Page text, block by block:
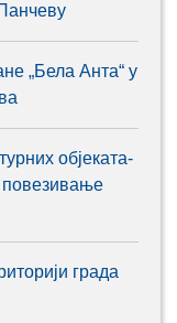
„Бела Анта“ у
објеката-
повезивање
града